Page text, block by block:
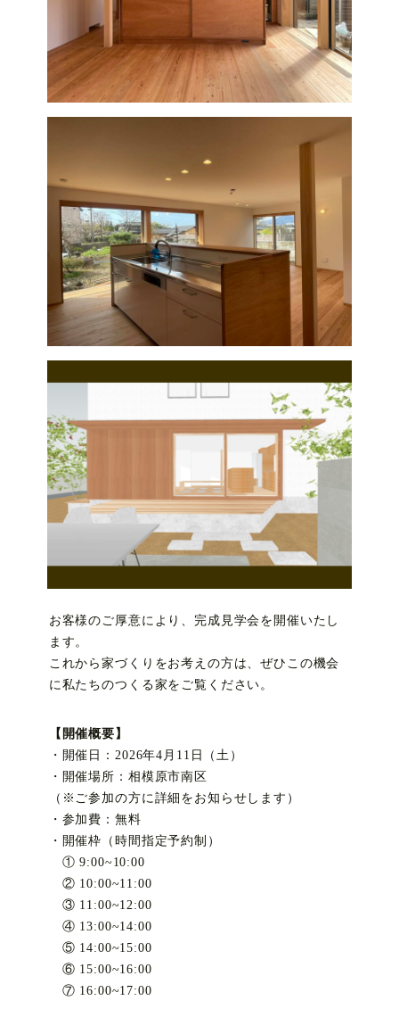
お客様のご厚意により、完成見学会を開催いたし
ます。
これから家づくりをお考えの方は、ぜひこの機会
に私たちのつくる家をご覧ください。
【開催概要】
・開催日：2026年4月11日（土）
・開催場所：相模原市南区
（※ご参加の方に詳細をお知らせします）
・参加費：無料
・開催枠（時間指定予約制）
① 9:00~10:00
② 10:00~11:00
③ 11:00~12:00
④ 13:00~14:00
⑤ 14:00~15:00
⑥ 15:00~16:00
⑦ 16:00~17:00